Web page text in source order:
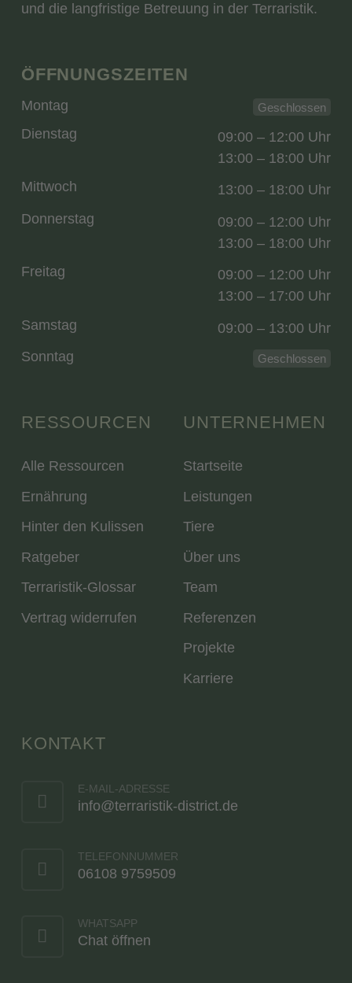
und die langfristige Betreuung in der Terraristik.
RESSOURCEN
Alle Ressourcen
Ernährung
Hinter den Kulissen
Ratgeber
Terraristik-Glossar
Vertrag widerrufen
UNTERNEHMEN
Startseite
Leistungen
Tiere
Über uns
Team
Referenzen
Projekte
Karriere
KONTAKT
E-MAIL-ADRESSE
info@terraristik-district.de
TELEFONNUMMER
06108 9759509
WHATSAPP
Chat öffnen
ÖFFNUNGSZEITEN
Montag Geschlossen
Dienstag
09:00 – 12:00 Uhr
13:00 – 18:00 Uhr
Mittwoch
13:00 – 18:00 Uhr
Donnerstag
09:00 – 12:00 Uhr
13:00 – 18:00 Uhr
Freitag
09:00 – 12:00 Uhr
13:00 – 17:00 Uhr
Samstag
09:00 – 13:00 Uhr
Sonntag
Geschlossen